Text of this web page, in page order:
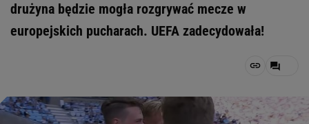
drużyna będzie mogła rozgrywać mecze w
europejskich pucharach. UEFA zadecydowała!